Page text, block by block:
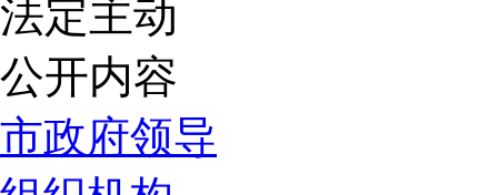
法定主动
公开内容
市政府领导